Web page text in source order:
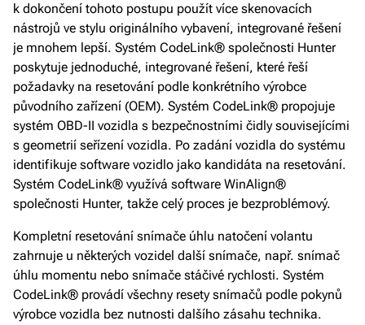
k dokončení tohoto postupu použít více skenovacích
nástrojů ve stylu originálního vybavení, integrované řešení
je mnohem lepší. Systém CodeLink® společnosti Hunter
poskytuje jednoduché, integrované řešení, které řeší
požadavky na resetování podle konkrétního výrobce
původního zařízení (OEM). Systém CodeLink® propojuje
systém OBD-II vozidla s bezpečnostními čidly souvisejícími
s geometrií seřízení vozidla. Po zadání vozidla do systému
identifikuje software vozidlo jako kandidáta na resetování.
Systém CodeLink® využívá software WinAlign®
společnosti Hunter, takže celý proces je bezproblémový.
Kompletní resetování snímače úhlu natočení volantu
zahrnuje u některých vozidel další snímače, např. snímač
úhlu momentu nebo snímače stáčivé rychlosti. Systém
CodeLink® provádí všechny resety snímačů podle pokynů
výrobce vozidla bez nutnosti dalšího zásahu technika.